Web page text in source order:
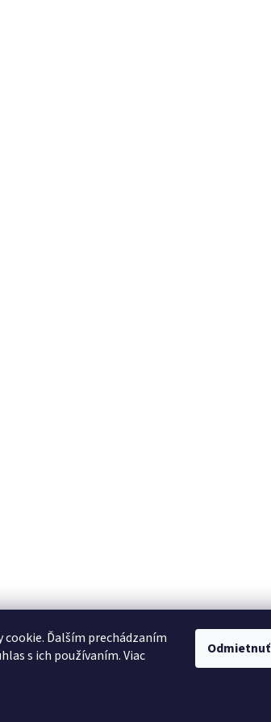
Ďalším prechádzaním
s ich používaním. Viac
Odmietnuť